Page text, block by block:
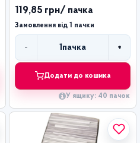
119,85 грн/ пачка
Замовлення від 1 пачки
- 1пачка +
Додати до кошика
У ящику: 40 пачок